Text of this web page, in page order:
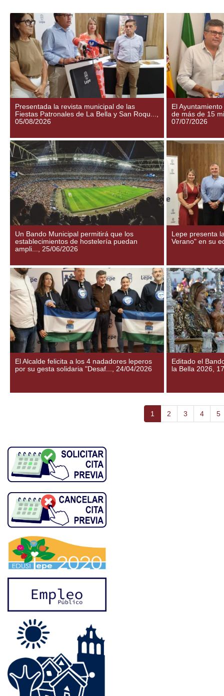
Presentada la revista municipal de las
Fiestas Patronales de La Bella y San Roqu...,
05/08/2026
El
de más de 15
07/07/2026
Un Bando Municipal permitirá que los
establecimientos de hostelería puedan
ampli..., 25/06/2026
Lepe presenta
Verano" en su
El Alcalde felicita a los 4 nadadores leperos
por su gesta solidaria "Desaf..., 24/04/2026
Editado el
la Bella 2026,
1 2 3 4 5